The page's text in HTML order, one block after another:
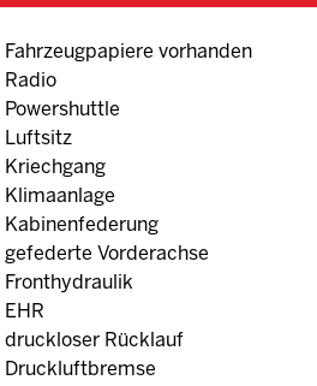
Fahrzeugpapiere vorhanden
Radio
Powershuttle
Luftsitz
Kriechgang
Klimaanlage
Kabinenfederung
gefederte Vorderachse
Fronthydraulik
EHR
druckloser Rücklauf
Druckluftbremse